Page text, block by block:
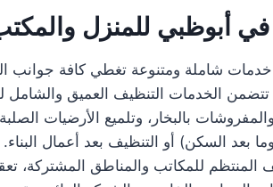
أبوظبي للمنزل
شاملة ومتنوعة تغطي كافة جوانب
تتضمن الخدمات التنظيف العميق والشامل
بالبخار، وتلميع الأرضيات
بعد السكن) أو التنظيف بعد أعمال البناء.
المنتظم للمكاتب والمناطق المشتركة،